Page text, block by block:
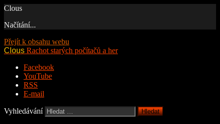
Clous
Načítání...
Přejít k obsahu webu
Clous Rachot starých počítačů a her
Facebook
YouTube
RSS
E-mail
Vyhledávání